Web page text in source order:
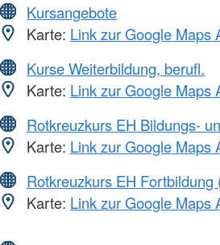
Kursangebote
Karte: Link zur Google Maps
Kurse Weiterbildung, berufl.
Karte: Link zur Google Maps
Rotkreuzkurs EH Bildungs-
Karte: Link zur Google Maps
Rotkreuzkurs EH Fortbildung
Karte: Link zur Google Maps